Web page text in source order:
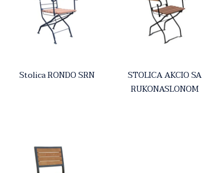
Stolica RONDO SRN
STOLICA AKCIO SA
RUKONASLONOM